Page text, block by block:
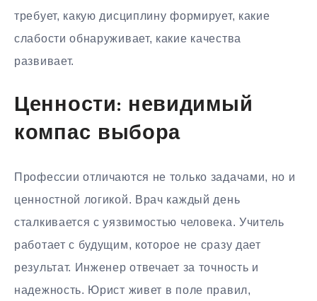
требует, какую дисциплину формирует, какие
слабости обнаруживает, какие качества
развивает.
Ценности: невидимый
компас выбора
Профессии отличаются не только задачами, но и
ценностной логикой. Врач каждый день
сталкивается с уязвимостью человека. Учитель
работает с будущим, которое не сразу дает
результат. Инженер отвечает за точность и
надежность. Юрист живет в поле правил,